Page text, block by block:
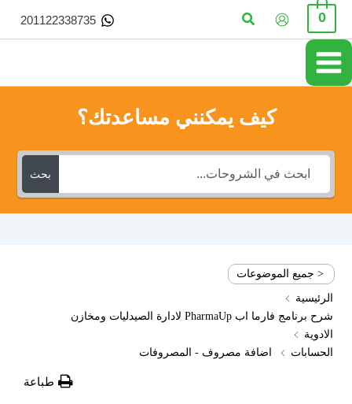
0 البحث 201122338735
كيف يمكنني مساعدتك؟
بحث
< جميع الموضوعات
الرئيسية
شرح برنامج فارما اب PharmaUp لادارة الصيدليات ومخازن
الادوية
الحسابات
اضافة مصروف - المصروفات
طباعة